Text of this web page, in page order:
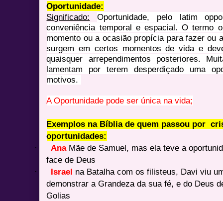
Oportunidade:
Significado:
Oportunidade, pelo latim
conveniência temporal e espacial. O termo
momento ou a ocasião propícia para fazer ou
surgem em certos momentos de vida e
quaisquer arrependimentos posteriores.
lamentam por terem desperdiçado uma
motivos.
A Oportunidade pode ser única na vida;
Exemplos na Bíblia de quem passou por
oportunidades:
·
AnaMãe de Samuel, mas ela teve a
face de Deus
·
Israel na Batalha com os filisteus, Davi viu
demonstrar a Grandeza da sua fé, e do Deus
Golias